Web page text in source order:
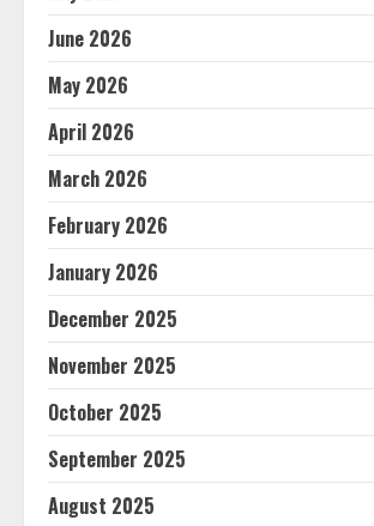
June 2026
May 2026
April 2026
March 2026
February 2026
January 2026
December 2025
November 2025
October 2025
September 2025
August 2025